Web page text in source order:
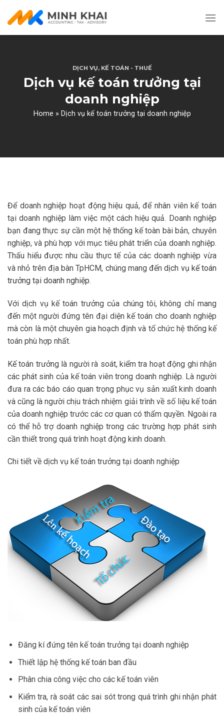
DỊCH VỤ, KẾ TOÁN - THUẾ
Dịch vụ kế toán trưởng tại
doanh nghiệp
Home » Dịch vụ kế toán trưởng tại doanh nghiệp
Để doanh nghiệp hoạt động hiệu quả, để nhân viên kế toán
tại doanh nghiệp làm việc một cách hiệu quả. Doanh nghiệp
bạn đang thực sự cần một hệ thống kế toàn bài bản, chuyên
nghiệp, và phù hợp với mục tiêu phát triển của doanh nghiệp.
Thấu hiểu được nhu cầu thực tế của các doanh nghiệp vừa
và nhỏ trên địa bàn TpHCM, chúng mang đếndịch vụ kế toán
trưởng tại doanh nghiệp.
Với dịch vụ kế toán trưởng của chúng tôi, không chỉ mang
đến một người đứng tên đại diện kế toán cho doanh nghiệp
mà còn là một chuyên gia hoạch định và tổ chức hệ thống kế
toán phù hợp nhất.
Kế toán trưởng là người rà soát, kiểm tra hoạt động ghi nhận
các phát sinh của kế toán viên trong doanh nghiệp. Là người
đưa ra các báo cáo quan trọng phục vụ sản xuất kinh doanh
và cũng là người chịu trách nhiệm giải trình về số liệu kế toán
của doanh nghiệp trước các cơ quan có thẩm quyền. Ngoài ra
có thể hỗ trợ doanh nghiệp trong các trường hợp phát sinh
cần thiết trong quá trình hoạt động kinh doanh.
Chi tiết về dịch vụ kế toán trưởng tại doanh nghiệp
Đăng kí đứng tên kế toán trưởng tại doanh nghiệp
Thiết lập hệ thống kế toán ban đầu
Phân chia công việc cho các kế toán viên
Kiểm tra, rà soát các sai sót trong quá trình ghi nhận phát
sinh của kế toán viên